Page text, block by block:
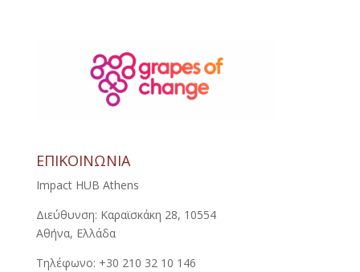
ΕΠΙΚΟΙΝΩΝΙΑ
Impact HUB Athens
Διεύθυνση: Καραϊσκάκη 28, 10554
Αθήνα, Ελλάδα
Τηλέφωνο: +30 210 32 10 146